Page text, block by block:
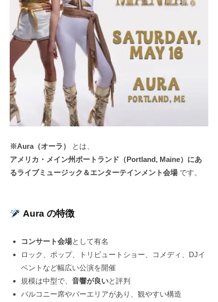
※Aura（オーラ）
とは、
アメリカ・メイン州ポートランド（Portland, Maine）にあ
るライブミュージック＆エンターテインメント会場 です。
Aura の特徴
コンサート会場として有名
ロック、ポップ、トリビュートショー、コメディ、DJイ
ベントなど幅広い公演を開催
規模は中型で、 音響が良いと評判
バルコニー席やバーエリアがあり、観やすい構造